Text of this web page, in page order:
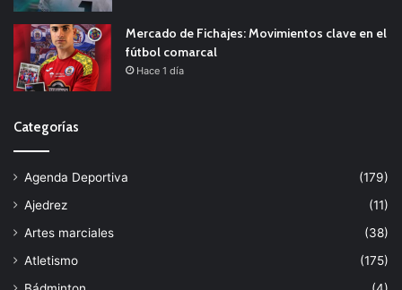
Mercado de Fichajes: Movimientos clave en el
fútbol comarcal
Hace 1 día
Categorías
Agenda Deportiva
(179)
Ajedrez
(11)
Artes marciales
(38)
Atletismo
(175)